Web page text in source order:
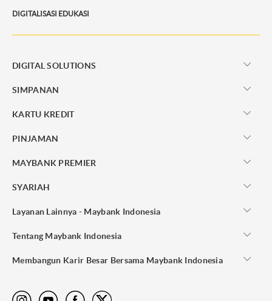
DIGITALISASI EDUKASI
DIGITAL SOLUTIONS
SIMPANAN
KARTU KREDIT
PINJAMAN
MAYBANK PREMIER
SYARIAH
Layanan Lainnya - Maybank Indonesia
Tentang Maybank Indonesia
Membangun Karir Besar Bersama Maybank Indonesia